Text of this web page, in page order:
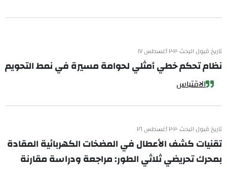
تاريخ قبول البحث ٢٠٢٠ أغسطس ١٧
نظام تحكم خطي أمثلي لحوامة مسيرة في نمط التحويم
الاقتباس
تاريخ قبول البحث ٢٠٢٠ أغسطس ٢٦
تقنيات كشف الأعطال في المضخات الكهربائية المقادة
بمحرك تحريضي ثلاثي الطور: مراجعة ودراسة مقارنة